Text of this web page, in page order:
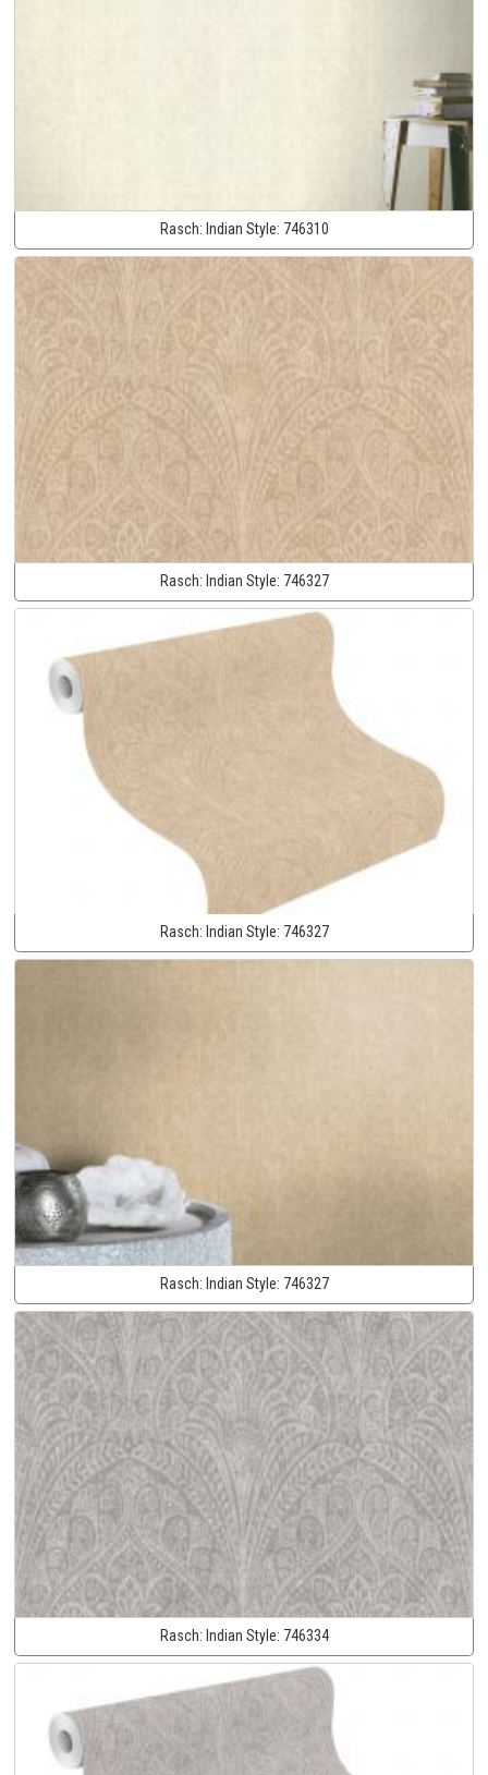
Rasch: Indian Style: 746310
Rasch: Indian Style: 746327
Rasch: Indian Style: 746327
Rasch: Indian Style: 746327
Rasch: Indian Style: 746334